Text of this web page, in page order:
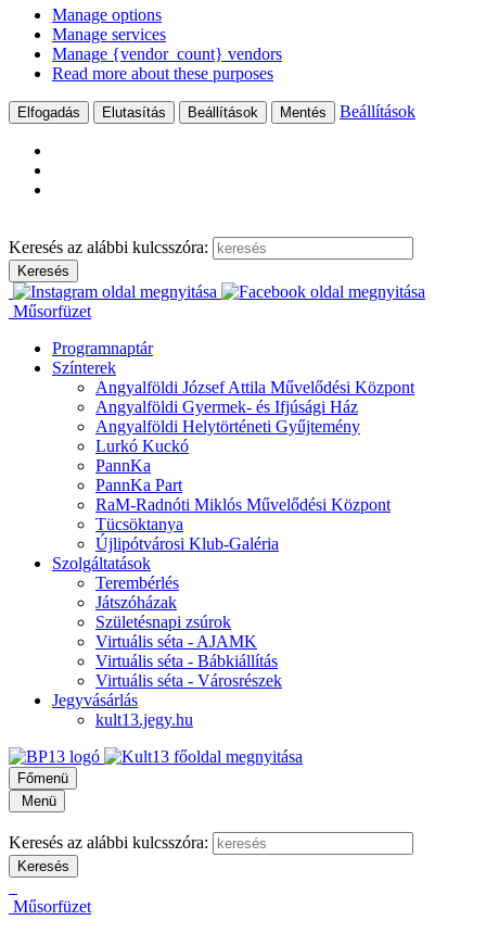
Manage options
Manage services
Manage {vendor_count} vendors
Read more about these purposes
Elfogadás Elutasítás Beállítások Mentés Beállítások
a
tartalomhoz
Keresés az alábbi kulcsszóra:
Műsorfüzet
Programnaptár
Színterek
Angyalföldi József Attila Művelődési Központ
Angyalföldi Gyermek- és Ifjúsági Ház
Angyalföldi Helytörténeti Gyűjtemény
Lurkó Kuckó
PannKa
PannKa Part
RaM-Radnóti Miklós Művelődési Központ
Tücsöktanya
Újlipótvárosi Klub-Galéria
Szolgáltatások
Terembérlés
Játszóházak
Születésnapi zsúrok
Virtuális séta - AJAMK
Virtuális séta - Bábkiállítás
Virtuális séta - Városrészek
Jegyvásárlás
kult13.jegy.hu
Főmenü
Menü
Keresés az alábbi kulcsszóra:
Műsorfüzet